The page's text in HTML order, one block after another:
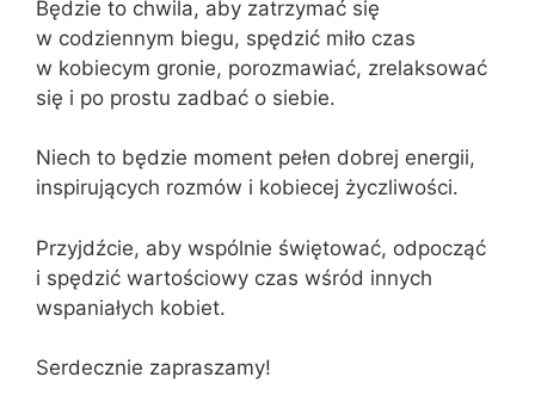
Będzie to chwila, aby zatrzymać się
w codziennym biegu, spędzić miło czas
w kobiecym gronie, porozmawiać, zrelaksować
się i po prostu zadbać o siebie.
Niech to będzie moment pełen dobrej energii,
inspirujących rozmów i kobiecej życzliwości.
Przyjdźcie, aby wspólnie świętować, odpocząć
i spędzić wartościowy czas wśród innych
wspaniałych kobiet.
Serdecznie zapraszamy!